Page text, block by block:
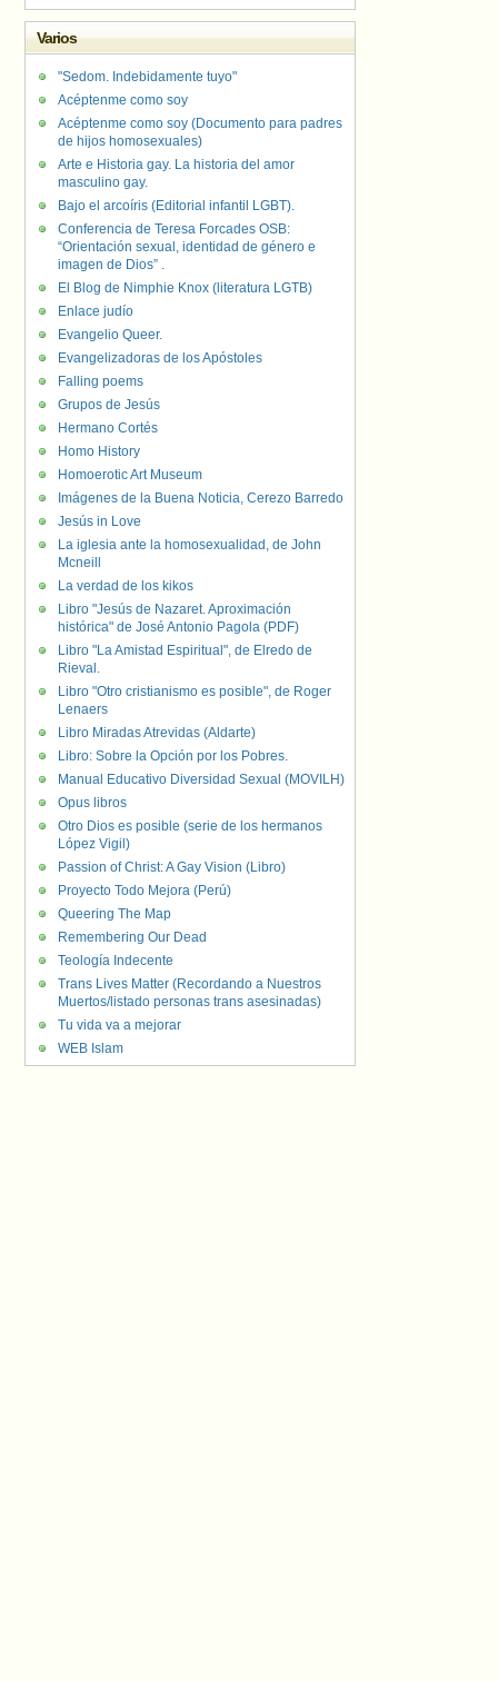
Varios
"Sedom. Indebidamente tuyo"
Acéptenme como soy
Acéptenme como soy (Documento para padres
de hijos homosexuales)
Arte e Historia gay. La historia del amor
masculino gay.
Bajo el arcoíris (Editorial infantil LGBT).
Conferencia de Teresa Forcades OSB:
“Orientación sexual, identidad de género e
imagen de Dios” .
El Blog de Nimphie Knox (literatura LGTB)
Enlace judío
Evangelio Queer.
Evangelizadoras de los Apóstoles
Falling poems
Grupos de Jesús
Hermano Cortés
Homo History
Homoerotic Art Museum
Imágenes de la Buena Noticia, Cerezo Barredo
Jesús in Love
La iglesia ante la homosexualidad, de John
Mcneill
La verdad de los kikos
Libro "Jesús de Nazaret. Aproximación
histórica" de José Antonio Pagola (PDF)
Libro "La Amistad Espiritual", de Elredo de
Rieval.
Libro "Otro cristianismo es posible", de Roger
Lenaers
Libro Miradas Atrevidas (Aldarte)
Libro: Sobre la Opción por los Pobres.
Manual Educativo Diversidad Sexual (MOVILH)
Opus libros
Otro Dios es posible (serie de los hermanos
López Vigil)
Passion of Christ: A Gay Vision (Libro)
Proyecto Todo Mejora (Perú)
Queering The Map
Remembering Our Dead
Teología Indecente
Trans Lives Matter (Recordando a Nuestros
Muertos/listado personas trans asesinadas)
Tu vida va a mejorar
WEB Islam